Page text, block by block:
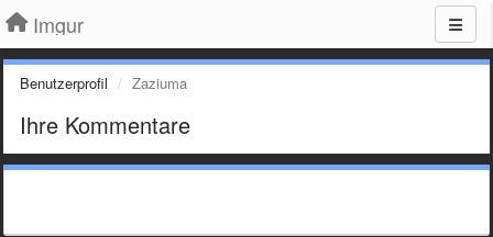
Imgur
Benutzerprofil Zaziuma
Ihre Kommentare